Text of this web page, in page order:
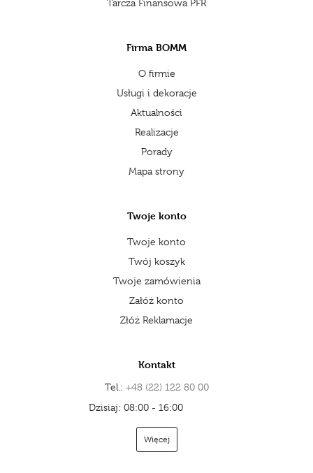
Tarcza Finansowa PFR
Firma BOMM
O firmie
Usługi i dekoracje
Aktualności
Realizacje
Porady
Mapa strony
Twoje konto
Twoje konto
Twój koszyk
Twoje zamówienia
Załóż konto
Złóż Reklamacje
Kontakt
Tel.: +48 (22) 122 80 00
Dzisiaj: 08:00 - 16:00
Więcej